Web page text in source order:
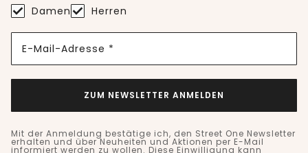
Damen Herren
E-Mail-Adresse *
ZUM NEWSLETTER ANMELDEN
Mit der Anmeldung bestätige ich, den Street One Newsletter
erhalten und über Neuheiten und Aktionen per E-Mail
informiert werden zu wollen. Diese Einwilligung kann